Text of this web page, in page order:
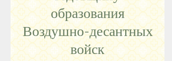
образования
Воздушно-десантных
войск